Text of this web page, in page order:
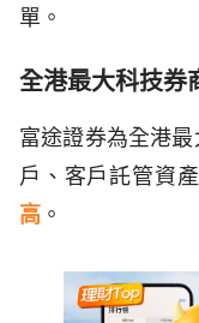
單。
全港最大科技券
富途證券為全港
戶、客戶託管資
高 。